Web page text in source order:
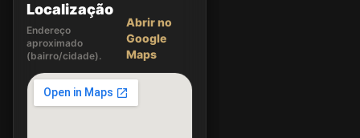
Localização
Endereço
aproximado
(bairro/cidade).
Abrir no
Google
Maps